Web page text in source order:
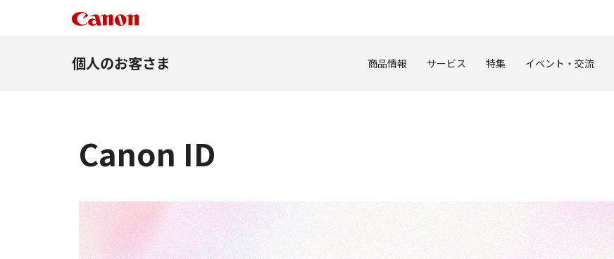
個人のお客さま 商品情報 サービス 特集 イベント・交流
Canon ID